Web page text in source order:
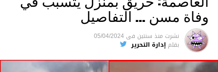
متابعة
قسم الاخبار
وفاة مسن … التفاصيل
نشرت منذ سنتين فى 05/04/2024
بقلم إدارة التحرير